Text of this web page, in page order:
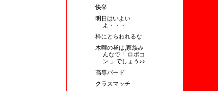
快挙
明日はいよい
よ・・・
枠にとらわれるな
木曜の昼は,家族み
んなで「 ロボコ
ン 」でしょう♪♪
高専バード
クラスマッチ